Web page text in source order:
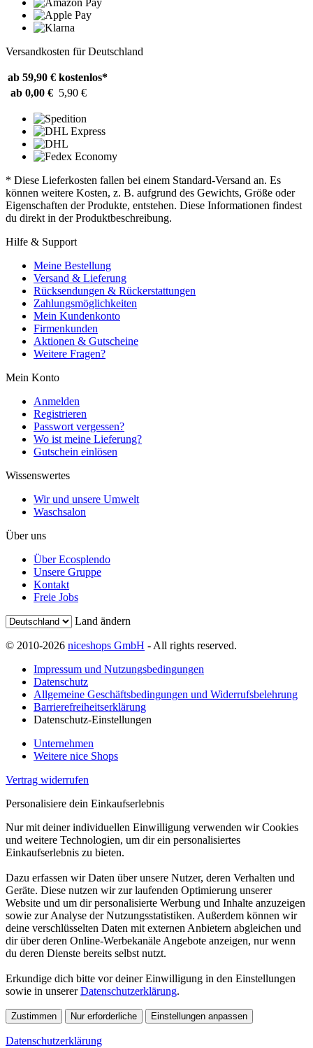
Versandkosten für Deutschland
ab 59,90 € kostenlos*
ab 0,00 € 5,90 €
* Diese Lieferkosten fallen bei einem Standard-Versand an. Es
können weitere Kosten, z. B. aufgrund des Gewichts, Größe oder
Eigenschaften der Produkte, entstehen. Diese Informationen findest
du direkt in der Produktbeschreibung.
Hilfe & Support
Meine Bestellung
Versand & Lieferung
Rücksendungen & Rückerstattungen
Zahlungsmöglichkeiten
Mein Kundenkonto
Firmenkunden
Aktionen & Gutscheine
Weitere Fragen?
Mein Konto
Anmelden
Registrieren
Passwort vergessen?
Wo ist meine Lieferung?
Gutschein einlösen
Wissenswertes
Wir und unsere Umwelt
Waschsalon
Über uns
Über Ecosplendo
Unsere Gruppe
Kontakt
Freie Jobs
Land ändern
© 2010-2026 niceshops GmbH - All rights reserved.
Impressum und Nutzungsbedingungen
Datenschutz
Allgemeine Geschäftsbedingungen und Widerrufsbelehrung
Barrierefreiheitserklärung
Datenschutz-Einstellungen
Unternehmen
Weitere nice Shops
Vertrag widerrufen
Personalisiere dein Einkaufserlebnis
Nur mit deiner individuellen Einwilligung verwenden wir Cookies
und weitere Technologien, um dir ein personalisiertes
Einkaufserlebnis zu bieten.
Dazu erfassen wir Daten über unsere Nutzer, deren Verhalten und
Geräte. Diese nutzen wir zur laufenden Optimierung unserer
Website und um dir personalisierte Werbung und Inhalte anzuzeigen
sowie zur Analyse der Nutzungsstatistiken. Außerdem können wir
deine verschlüsselten Daten mit externen Anbietern abgleichen und
dir über deren Online-Werbekanäle Angebote anzeigen, nur wenn
du deren Dienste bereits selbst nutzt.
Erkundige dich bitte vor deiner Einwilligung in den Einstellungen
sowie in unsererDatenschutzerklärung.
Zustimmen Nur erforderliche Einstellungen anpassen
Datenschutzerklärung